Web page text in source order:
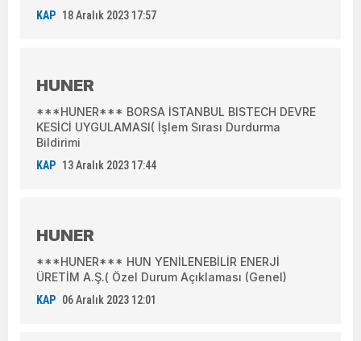
KAP 18 Aralık 2023 17:57
HUNER
***HUNER*** BORSA İSTANBUL BISTECH DEVRE
KESİCİ UYGULAMASI( İşlem Sırası Durdurma
Bildirimi
KAP 13 Aralık 2023 17:44
HUNER
***HUNER*** HUN YENİLENEBİLİR ENERJİ
ÜRETİM A.Ş.( Özel Durum Açıklaması (Genel)
KAP 06 Aralık 2023 12:01